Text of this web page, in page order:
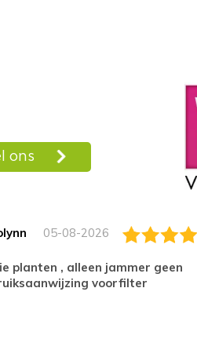
05-08-2026
voorfilter